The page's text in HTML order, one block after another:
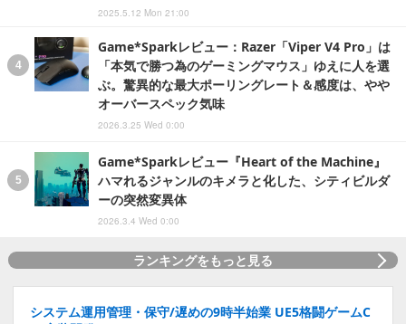
2025.5.12 Mon 21:00
Game*Sparkレビュー：Razer「Viper V4 Pro」は
「本気で勝つ為のゲーミングマウス」ゆえに人を選
ぶ。驚異的な最大ポーリングレート＆感度は、やや
オーバースペック気味
2026.3.25 Wed 0:00
Game*Sparkレビュー『Heart of the Machine』
ハマれるジャンルのキメラと化した、シティビルダ
ーの突然変異体
2026.3.4 Wed 0:00
ランキングをもっと見る
システム運用管理・保守/遅めの9時半始業 UE5格闘ゲームC